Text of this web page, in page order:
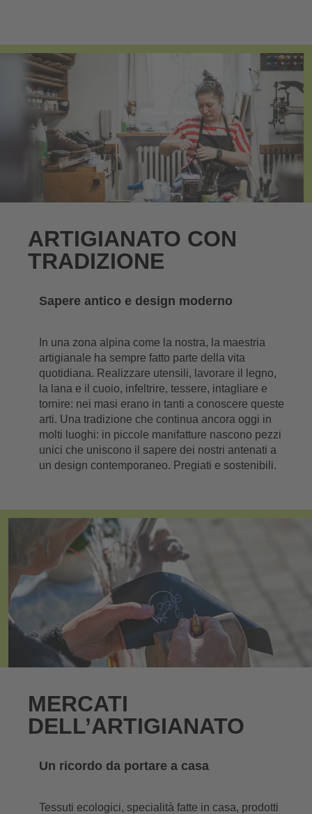
ARTIGIANATO CON
TRADIZIONE
Sapere antico e design moderno
In una zona alpina come la nostra, la maestria
artigianale ha sempre fatto parte della vita
quotidiana. Realizzare utensili, lavorare il legno,
la lana e il cuoio, infeltrire, tessere, intagliare e
tornire: nei masi erano in tanti a conoscere queste
arti. Una tradizione che continua ancora oggi in
molti luoghi: in piccole manifatture nascono pezzi
unici che uniscono il sapere dei nostri antenati a
un design contemporaneo. Pregiati e sostenibili.
MERCATI
DELL’ARTIGIANATO
Un ricordo da portare a casa
Tessuti ecologici, specialità fatte in casa, prodotti